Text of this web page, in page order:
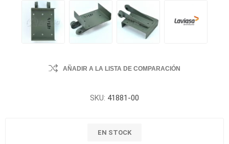
AÑADIR A LA LISTA DE COMPARACIÓN
SKU: 41881-00
EN STOCK